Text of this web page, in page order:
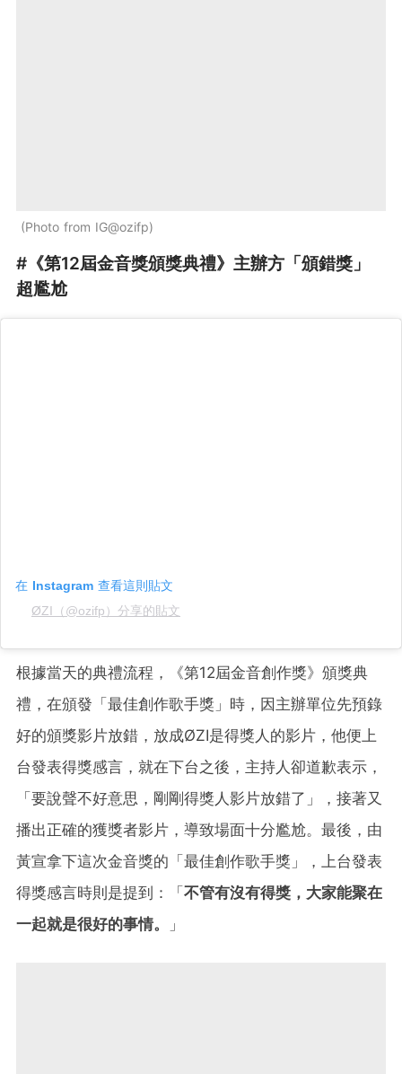
Photo from IG@ozifp
#《第12屆金音獎頒獎典禮》主辦方「頒錯獎」
超尷尬
在 Instagram 查看這則貼文
ØZI（@ozifp）分享的貼文
根據當天的典禮流程，《第12屆金音創作獎》頒獎典
禮，在頒發「最佳創作歌手獎」時，因主辦單位先預錄
好的頒獎影片放錯，放成ØZI是得獎人的影片，他便上
台發表得獎感言，就在下台之後，主持人卻道歉表示，
「要說聲不好意思，剛剛得獎人影片放錯了」，接著又
播出正確的獲獎者影片，導致場面十分尷尬。最後，由
黃宣拿下這次金音獎的「最佳創作歌手獎」，上台發表
得獎感言時則是提到：「 不管有沒有得獎，大家能聚在
一起就是很好的事情。
」